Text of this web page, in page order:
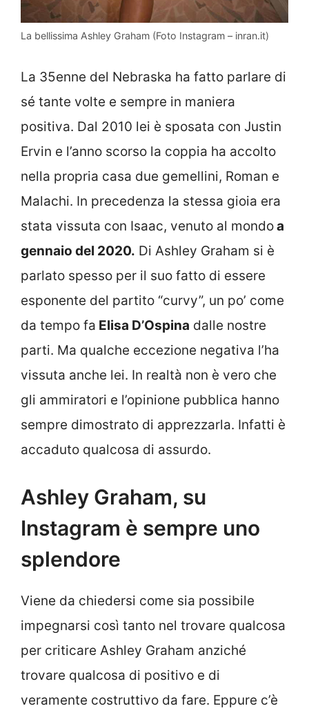
La bellissima Ashley Graham (Foto Instagram – inran.it)
La 35enne del Nebraska ha fatto parlare di
sé tante volte e sempre in maniera
positiva. Dal 2010 lei è sposata con Justin
Ervin e l’anno scorso la coppia ha accolto
nella propria casa due gemellini, Roman e
Malachi. In precedenza la stessa gioia era
stata vissuta con Isaac, venuto al mondoa
gennaio del 2020. Di Ashley Graham si è
parlato spesso per il suo fatto di essere
esponente del partito “curvy”, un po’ come
da tempo fa Elisa D’Ospina dalle nostre
parti. Ma qualche eccezione negativa l’ha
vissuta anche lei. In realtà non è vero che
gli ammiratori e l’opinione pubblica hanno
sempre dimostrato di apprezzarla. Infatti è
accaduto qualcosa di assurdo.
Ashley Graham, su
Instagram è sempre uno
splendore
Viene da chiedersi come sia possibile
impegnarsi così tanto nel trovare qualcosa
per criticare Ashley Graham anziché
trovare qualcosa di positivo e di
veramente costruttivo da fare. Eppure c’è